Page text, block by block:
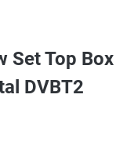
Set Top Box
DVBT2